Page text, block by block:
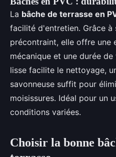
La bâche de terrasse en
facilité d'entretien. Grâce à
précontraint, elle offre une
mécanique et une durée
lisse facilite le nettoyage,
savonneuse suffit pour
moisissures. Idéal pour un
conditions variées.
Choisir la bonne